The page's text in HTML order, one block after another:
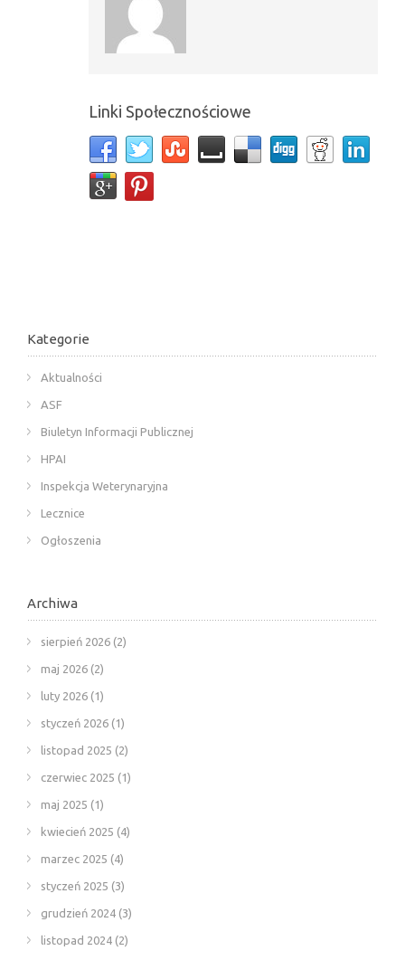
Linki Społecznościowe
Kategorie
Aktualności
ASF
Biuletyn Informacji Publicznej
HPAI
Inspekcja Weterynaryjna
Lecznice
Ogłoszenia
Archiwa
sierpień 2026 (2)
maj 2026 (2)
luty 2026 (1)
styczeń 2026 (1)
listopad 2025 (2)
czerwiec 2025 (1)
maj 2025 (1)
kwiecień 2025 (4)
marzec 2025 (4)
styczeń 2025 (3)
grudzień 2024 (3)
listopad 2024 (2)